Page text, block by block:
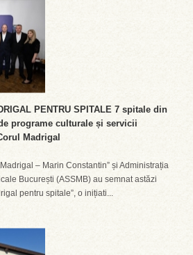
PENTRU SPITALE 7 spitale din
programe culturale și servicii
Madrigal
– Marin Constantin” și Administrația
București (ASSMB) au semnat astăzi
pentru spitale”, o inițiati...